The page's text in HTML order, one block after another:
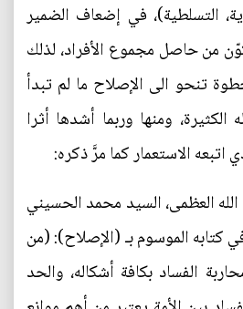
التسلطية)، في إضعاف الضمير
من حاصل مجموع الأفراد، لذلك
تنحو الى الإصلاح ما لم تبدأ
الكثيرة، ومنها وربما أشدها أثرا
اتبعه الاستعمار كما مرَّ ذكره:
الله العظمى، السيد محمد الحسيني
كتابه الموسوم بـ (الإصلاح): (من
الفساد بكافة أشكاله، والحد